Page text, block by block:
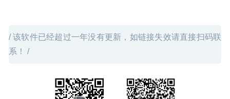
/ 该软件已经超过一年没有更新，如链接失效请直接扫码联
系！ /